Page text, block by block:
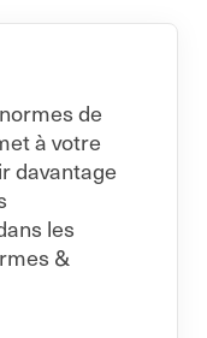
de
à votre
davantage
les
&